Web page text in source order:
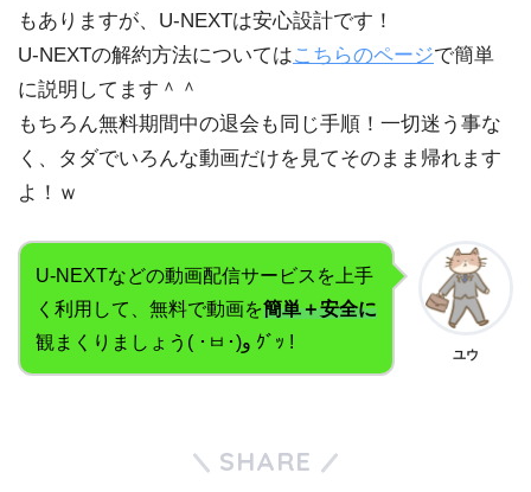
もありますが、U-NEXTは安心設計です！
U-NEXTの解約方法についてはこちらのページで簡単
に説明してます＾＾
もちろん無料期間中の退会も同じ手順！一切迷う事な
く、タダでいろんな動画だけを見てそのまま帰れます
よ！ｗ
U-NEXTなどの動画配信サービスを上手
く利用して、無料で動画を簡単＋安全に
観まくりましょう( ･ㅂ･)و ｸﾞｯ !
ユウ
SHARE